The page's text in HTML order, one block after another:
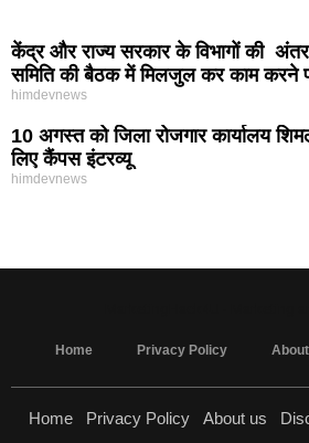
केंद्र और राज्य सरकार के विभागों की
समिति की बैठक में मिलजुल कर काम करने
himdevnews
10 अगस्त को जिला रोजगार कार्यालय
लिए कैंपस इंटरव्यू
himdevnews
Home Privacy Policy
Home Privacy Policy About us